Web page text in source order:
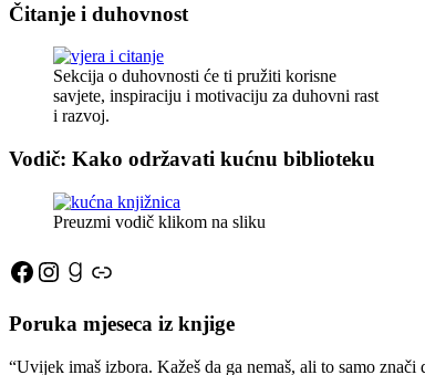
Čitanje i duhovnost
Sekcija o duhovnosti će ti pružiti korisne
savjete, inspiraciju i motivaciju za duhovni rast
i razvoj.
Vodič: Kako održavati kućnu biblioteku
Preuzmi vodič klikom na sliku
Facebook
Instagram
Goodreads
Link
Poruka mjeseca iz knjige
“Uvijek imaš izbora. Kažeš da ga nemaš, ali to samo